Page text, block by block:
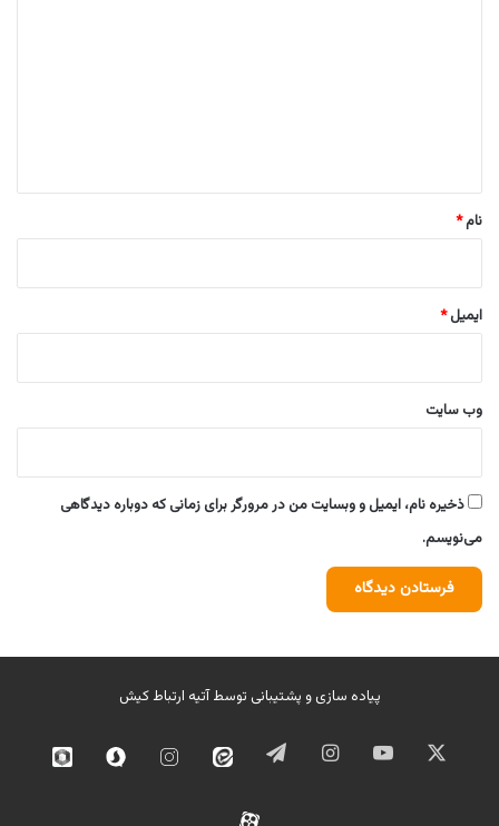
نام*
ایمیل*
وب‌ سایت
ذخیره نام، ایمیل و وبسایت من در مرورگر برای زمانی که دوباره دیدگاهی
می‌نویسم.
پیاده سازی و پشتیبانی توسطآتیه ارتباط کیش
ایکس یوتیوب اینستاگرامتلگرام ایتا
اینستاگرامسروش